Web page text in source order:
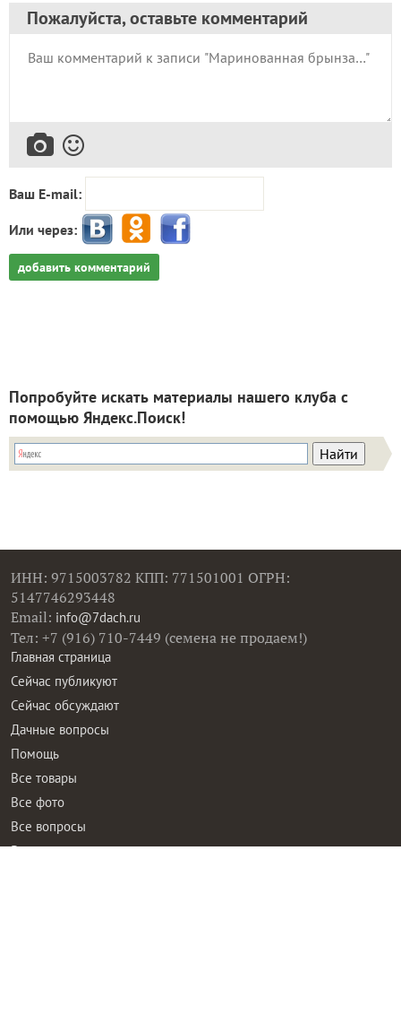
Пожалуйста, оставьте комментарий
Ваш E-mail:
Или через:
добавить комментарий
Попробуйте искать материалы нашего клуба с
помощью Яндекс.Поиск!
ИНН: 9715003782 КПП: 771501001 ОГРН:
5147746293448
Email: info@7dach.ru
Тел: +7 (916) 710-7449 (семена не продаем!)
Главная страница
Сейчас публикуют
Сейчас обсуждают
Дачные вопросы
Помощь
Все товары
Все фото
Все вопросы
Все статьи